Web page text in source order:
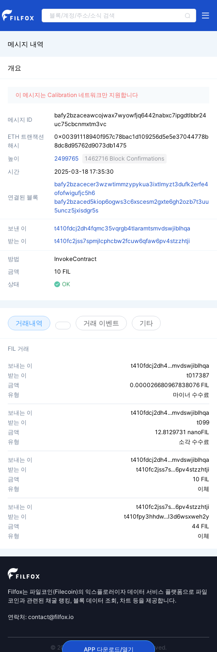
메시지 내역
개요
이 메시지는 Calibration 네트워크만 지원합니다
메시지 ID
bafy2bzaceawcojwax7wyowfjq6442nabxc7ipgdtlbbr24
uc75cbcnmxtm3vc
ETH 트랜잭션
해시
0x00391118940f957c78bac1d109256d5e5e37044778b
8dc8d95762d9073db1475
높이
2499765
1462716 Block Confirmations
시간
2025-03-18 17:35:30
연결된 블록
bafy2bzacecer3wzwtimmzypykua3ixtlmyzt3dufk2erfe4
ofofwigufjc5h6
bafy2bzaced5kiop6ogws3c6xscesm2gxte6gh2ozb7t3uu
5uncz5jxisdgr5s
보낸 이
t410fdcj2dh4fqmc35vqrgb4tlaramtsmvdswjiblhqa
받는 이
t410fc2jss7spmjlcphcbw2fcuw6qfaw6pv4stzzhtji
방법
InvokeContract
금액
10 FIL
상태
OK
거래내역 거래 이벤트 기타
FIL 거래
보내는 이
t410fdcj2dh4...mvdswjiblhqa
받는 이
t017387
금액
0.000026680967838076 FIL
유형
마이너 수수료
보내는 이
t410fdcj2dh4...mvdswjiblhqa
받는 이
t099
금액
12.8129731 nanoFIL
유형
소각 수수료
보내는 이
t410fdcj2dh4...mvdswjiblhqa
받는 이
t410fc2jss7s...6pv4stzzhtji
금액
10 FIL
유형
이체
보내는 이
t410fc2jss7s...6pv4stzzhtji
받는 이
t410fpy3hhdw...l3d6wsxweh2y
금액
44 FIL
유형
이체
Filfox는 파일코인(Filecoin)의 익스플로러이자 데이터 서비스 플랫폼으로 파일
코인과 관련된 채굴 랭킹, 블록 데이터 조회, 차트 등을 제공합니다.
연락처: contact@filfox.io
© 2020 FilFox Project. All Rights Reserved.
APP 다운로드/열기